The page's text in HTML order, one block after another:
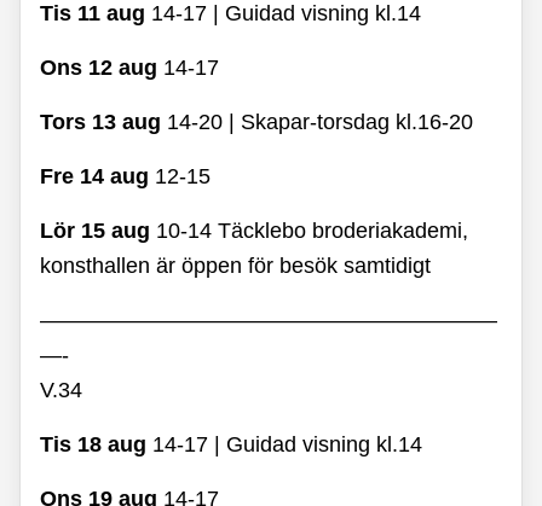
Tis 11 aug 14-17 | Guidad visning kl.14
Ons 12 aug 14-17
Tors 13 aug 14-20 | Skapar-torsdag kl.16-20
Fre 14 aug 12-15
Lör 15 aug 10-14 Täcklebo broderiakademi,
konsthallen är öppen för besök samtidigt
—————————————————————
—-
V.34
Tis 18 aug 14-17 | Guidad visning kl.14
Ons 19 aug 14-17